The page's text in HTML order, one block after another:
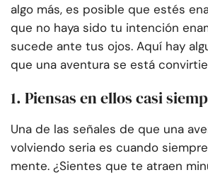
algo más, es posible que estés
que no haya sido tu intención
sucede ante tus ojos. Aquí hay
que una aventura se está
1. Piensas en ellos casi
Una de las señales de que una
volviendo seria es cuando
mente. ¿Sientes que te atraen